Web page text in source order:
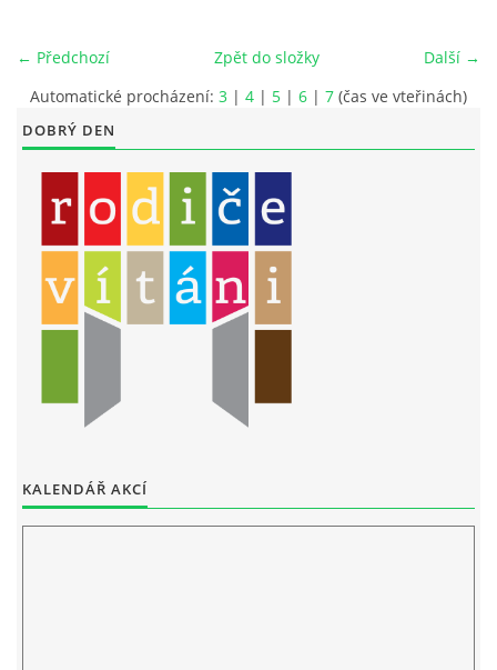
DĚTSKÁ UMĚLECKÁ DÍLNA
PRAVIDLA PRO VEŘEJNÉ AKCE ZUŠ STAŇKOV
ÚSPĚCHY NAŠICH ŽÁKŮ
PŘIJÍMACÍ TALENTOVÉ ZKOUŠKY
← Předchozí Další →
Zpět do složky
Automatické procházení: 3 | 4 | 5 | 6 | 7 (čas ve vteřinách)
DOBRÝ DEN
KALENDÁŘ AKCÍ